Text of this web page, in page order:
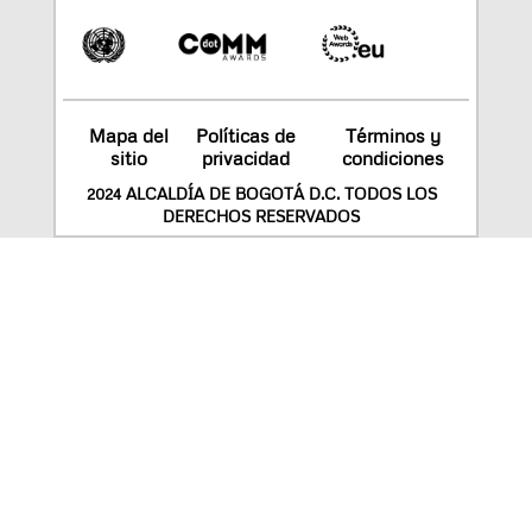
Mapa del
sitio
Políticas de
privacidad
Términos y
condiciones
2024 ALCALDÍA DE BOGOTÁ D.C. TODOS LOS
DERECHOS RESERVADOS